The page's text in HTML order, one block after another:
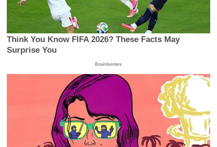
Think You Know FIFA 2026? These Facts May
Surprise You
Brainberries